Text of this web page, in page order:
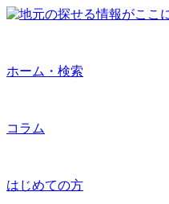
ホーム・検索
コラム
はじめての方